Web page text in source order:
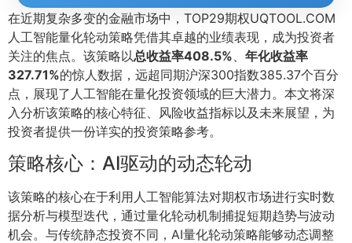
在近期复杂多变的金融市场中，TOP29期权UQTOOL.COM
人工智能量化轮动策略凭借其卓越的业绩表现，成为投资者
关注的焦点。该策略以总收益率408.5%、 年化收益率
327.71%的惊人数据，远超同期沪深300指数385.37个百分
点，展现了人工智能在量化投资领域的巨大潜力。本文将深
入分析该策略的核心特征、风险收益指标以及未来展望，为
投资者提供一份详实的投资策略参考。
策略核心：AI驱动的动态轮动
该策略的核心在于利用人工智能算法对期权市场进行实时数
据分析与模型迭代，通过量化轮动机制捕捉短期趋势与波动
机会。与传统静态投资不同，AI量化轮动策略能够动态调整